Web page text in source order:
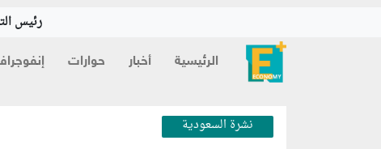
رئيس
الرئيسية أخبار حوارات
نشرة السعودية